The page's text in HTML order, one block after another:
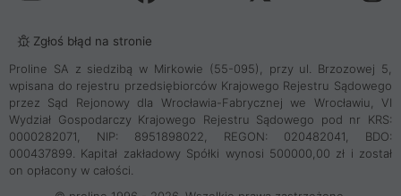
Zgłoś błąd na stronie
Proline SA z siedzibą w Mirkowie (55-095), przy ul. Brzozowej 5,
wpisana do rejestru przedsiębiorców Krajowego Rejestru Sądowego
przez Sąd Rejonowy dla Wrocławia-Fabrycznej we Wrocławiu, VI
Wydział Gospodarczy Krajowego Rejestru Sądowego pod nr KRS:
0000282071, NIP: 8951898022, REGON: 020482041, BDO:
000437899. Kapitał zakładowy Spółki wynosi 500000,00 zł i został
on opłacony w całości.